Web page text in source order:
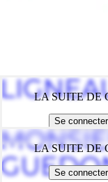
LA SUITE DE
Se connecter
LA SUITE DE
Se connecter